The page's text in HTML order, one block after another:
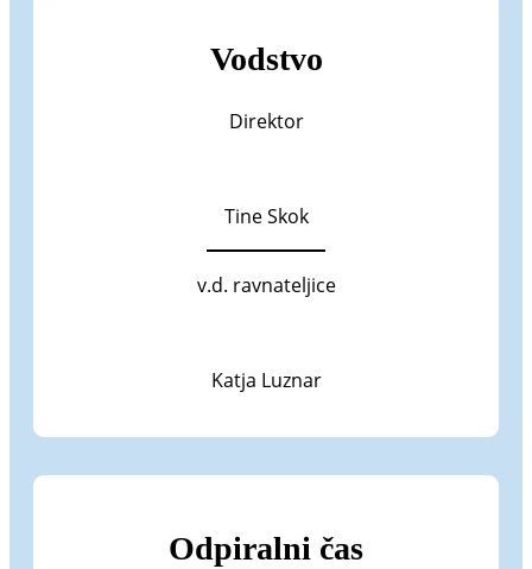
Vodstvo
Direktor
Tine Skok
v.d. ravnateljice
Katja Luznar
Odpiralni čas